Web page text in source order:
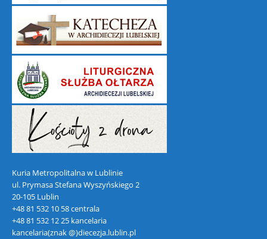
Kuria Metropolitalna w Lublinie
ul. Prymasa Stefana Wyszyńskiego 2
20-105 Lublin
+48 81 532 10 58 centrala
+48 81 532 12 25 kancelaria
kancelaria(znak @)diecezja.lublin.pl